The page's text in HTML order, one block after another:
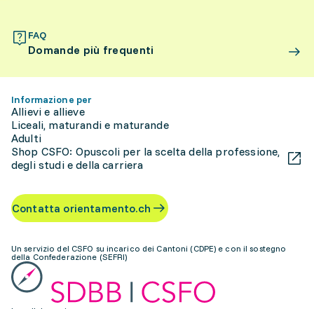
FAQ
Domande più frequenti
Informazione per
Allievi e allieve
Liceali, maturandi e maturande
Adulti
Shop CSFO: Opuscoli per la scelta della professione,
degli studi e della carriera
Contatta orientamento.ch
Un servizio del CSFO su incarico dei Cantoni (CDPE) e con il sostegno
della Confederazione (SEFRI)